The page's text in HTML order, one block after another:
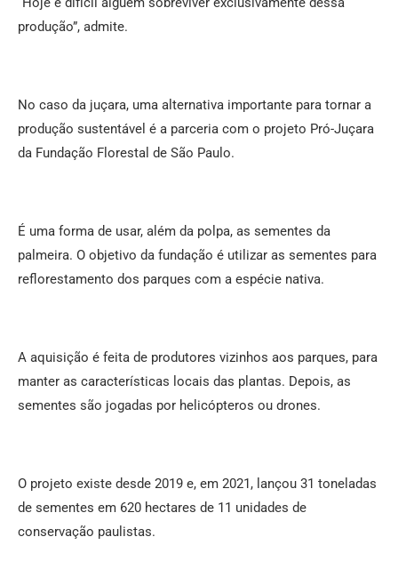
produção”, admite.
No caso da juçara, uma alternativa importante para tornar a
produção sustentável é a parceria com o projeto Pró-Juçara
da Fundação Florestal de São Paulo.
É uma forma de usar, além da polpa, as sementes da
palmeira. O objetivo da fundação é utilizar as sementes para
reflorestamento dos parques com a espécie nativa.
A aquisição é feita de produtores vizinhos aos parques, para
manter as características locais das plantas. Depois, as
sementes são jogadas por helicópteros ou drones.
O projeto existe desde 2019 e, em 2021, lançou 31 toneladas
de sementes em 620 hectares de 11 unidades de
conservação paulistas.